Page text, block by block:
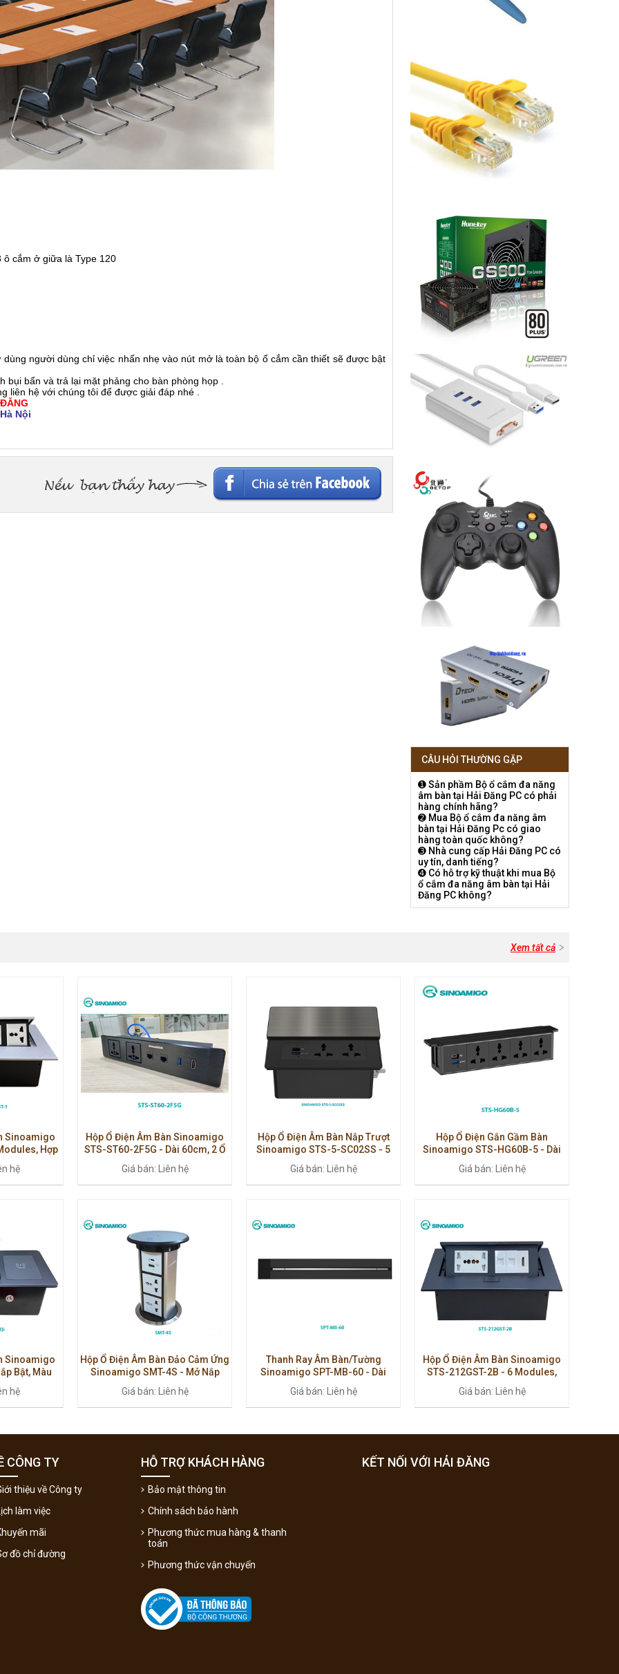
ô cắm ở giữa là Type 120
người dùng chỉ việc nhấn nhẹ vào nút mở là toàn bộ ổ cắm cần thiết sẽ được bật
bẩn và trả lại mặt phảng cho bàn phòng họp .
liên hệ với chúng tôi để được giải đáp nhé .
Nội
CÂU HỎI THƯỜNG GẶP
➊ Sản phầm Bộ ổ cắm đa năng
âm bàn tại Hải Đăng PC có phải
hàng chính hãng?
➋ Mua Bộ ổ cắm đa năng âm
bàn tại Hải Đăng Pc có giao
hàng toàn quốc không?
➌ Nhà cung cấp Hải Đăng PC có
uy tín, danh tiếng?
➍ Có hỗ trợ kỹ thuật khi mua Bộ
ổ cắm đa năng âm bàn tại Hải
Đăng PC không?
Xem tất cả
Sinoamigo
Hợp
Chính Hãng
hệ
Hộp Ổ Điện Âm Bàn Sinoamigo
STS-ST60-2F5G - Dài 60cm, 2 Ổ
Điện & 5 Cổng Kết Nối, Cao Cấp
Cho Văn Phò
Giá bán: Liên hệ
Hộp Ổ Điện Âm Bàn Nắp Trượt
Sinoamigo STS-5-SC02SS - 5
Modules, Nhôm Cao Cấp, Chính
Hãng
Giá bán: Liên hệ
Hộp Ổ Điện Gắn Gầm Bàn
Sinoamigo STS-HG60B-5 - Dài
60cm, Tích Hợp Điện & Dữ Liệu,
Lắp Dưới Bàn
Giá bán: Liên hệ
Sinoamigo
Bật, Màu
Dây Qi
hệ
Hộp Ổ Điện Âm Bàn Đảo Cảm Ứng
Sinoamigo SMT-4S - Mở Nắp
Cảm Ứng, Sạc Không Dây Qi,
Thiết Kế Hiện Đại
Giá bán: Liên hệ
Thanh Ray Âm Bàn/Tường
Sinoamigo SPT-MB-60 - Dài
60cm, Nhôm Màu Đen, Lắp
Module Điện - Mạng
Giá bán: Liên hệ
Hộp Ổ Điện Âm Bàn Sinoamigo
STS-212GST-2B - 6 Modules,
Màu Đen, Hợp Kim Nhôm Cao
Cấp
Giá bán: Liên hệ
KẾT NỐI VỚI HẢI ĐĂNG
CÔNG TY
thiệu về Công ty
làm việc
mãi
đồ chỉ đường
HỖ TRỢ KHÁCH HÀNG
Bảo mật thông tin
Chính sách bảo hành
Phương thức mua hàng & thanh
toán
Phương thức vận chuyển